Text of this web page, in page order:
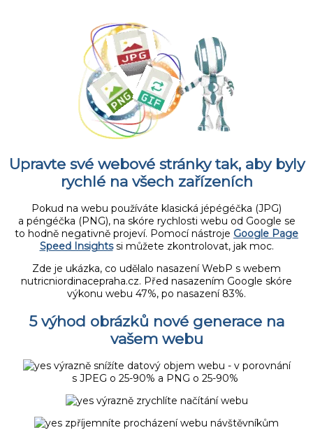
Upravte své webové stránky tak, aby byly
rychlé na všech zařízeních
Pokud na webu používáte klasická jépégéčka (JPG)
a péngéčka (PNG), na skóre rychlosti webu od Google se
to hodně negativně projeví. Pomocí nástroje Google Page
Speed Insightssi můžete zkontrolovat, jak moc.
Zde je ukázka, co udělalo nasazení WebP s webem
nutricniordinacepraha.cz. Před nasazením Google skóre
výkonu webu 47%, po nasazení 83%.
5 výhod obrázků nové generace na
vašem webu
výrazně snížíte datový objem webu - v porovnání
s JPEG o 25-90% a PNG o 25-90%
výrazně zrychlíte načítání webu
zpříjemníte procházení webu návštěvníkům